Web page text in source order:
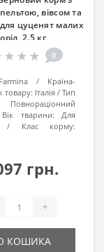
вівсом та
цуценят малих
2.5 кг
0
Farmina
Країна-
товару: Італія
Тип
Повнораціонний
Вік тварини:
Для
Клас корму:
грн.
+
КОШИКА